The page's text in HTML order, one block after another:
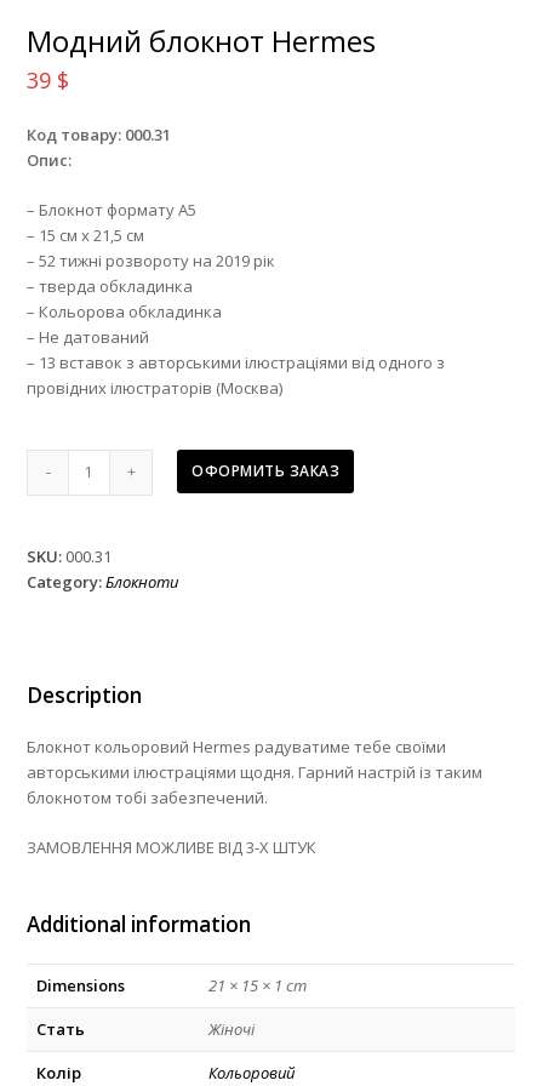
Модний блокнот Hermes
39 $
Код товару: 000.31
Опис:
– Блокнот формату А5
– 15 см х 21,5 см
– 52 тижні розвороту на 2019 рік
– тверда обкладинка
– Кольорова обкладинка
– Не датований
– 13 вставок з авторськими ілюстраціями від одного з
провідних ілюстраторів (Москва)
Модний
ОФОРМИТЬ ЗАКАЗ
SKU: 000.31
Category:Блокноти
Description
Блокнот кольоровий Hermes радуватиме тебе своїми
авторськими ілюстраціями щодня. Гарний настрій із таким
блокнотом тобі забезпечений.
ЗАМОВЛЕННЯ МОЖЛИВЕ ВІД 3-Х ШТУК
Additional information
Dimensions
21 × 15 × 1 cm
Стать
Жіночі
Колір
Кольоровий